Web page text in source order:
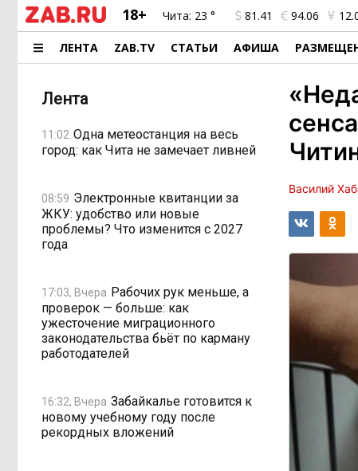
18+ Чита: 23 ° 81.41 94.06
ЛЕНТА ZAB.TV СТАТЬИ АФИША
Лента
11:02 Одна метеостанция на весь
город: как Чита не замечает ливней
08:59 Электронные квитанции за
ЖКУ: удобство или новые
проблемы? Что изменится с 2027
года
17:03, Вчера Рабочих рук меньше, а
проверок — больше: как
ужесточение миграционного
законодательства бьёт по карману
работодателей
16:32, Вчера Забайкалье готовится к
новому учебному году после
рекордных вложений
Василий